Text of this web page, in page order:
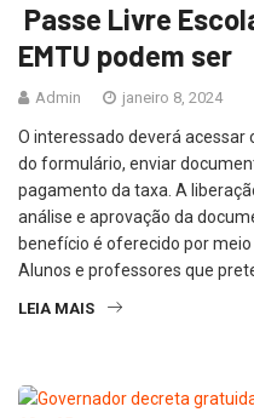
Passe Livre
EMTU podem ser
Admin janeiro 8, 2024
O interessado deverá acessar
do formulário, enviar
pagamento da taxa. A
análise e aprovação da
benefício é oferecido por
Alunos e professores que
LEIA MAIS